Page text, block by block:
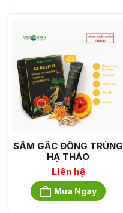
SÂM GẤC ĐÔNG TRÙNG
HẠ THẢO
Liên hệ
Mua Ngay